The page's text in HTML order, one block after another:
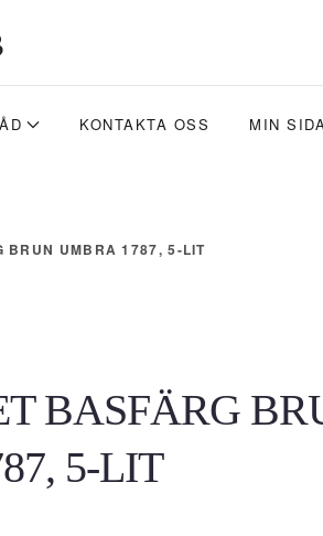
KONTAKTA OSS MIN SIDA
BRUN UMBRA 1787, 5-LIT
BASFÄRG
5-LIT